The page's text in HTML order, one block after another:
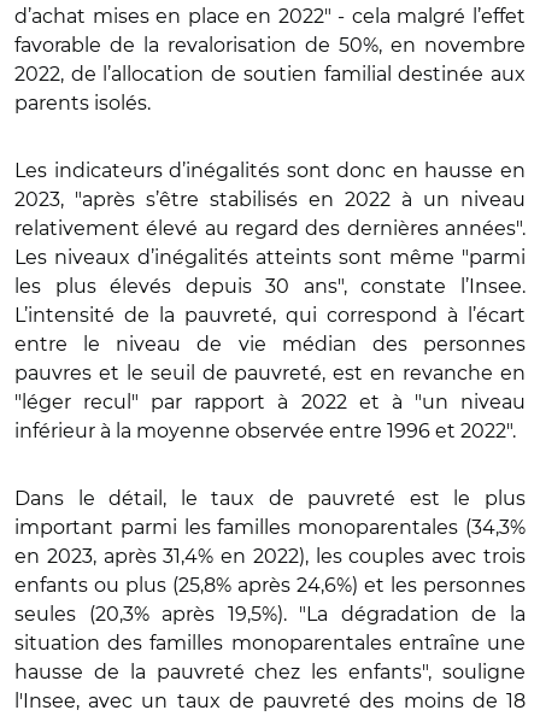
d’achat mises en place en 2022" - cela malgré l’effet
favorable de la revalorisation de 50%, en novembre
2022, de l’allocation de soutien familial destinée aux
parents isolés.
Les indicateurs d’inégalités sont donc en hausse en
2023, "après s’être stabilisés en 2022 à un niveau
relativement élevé au regard des dernières années".
Les niveaux d’inégalités atteints sont même "parmi
les plus élevés depuis 30 ans", constate l’Insee.
L’intensité de la pauvreté, qui correspond à l’écart
entre le niveau de vie médian des personnes
pauvres et le seuil de pauvreté, est en revanche en
"léger recul" par rapport à 2022 et à "un niveau
inférieur à la moyenne observée entre 1996 et 2022".
Dans le détail, le taux de pauvreté est le plus
important parmi les familles monoparentales (34,3%
en 2023, après 31,4% en 2022), les couples avec trois
enfants ou plus (25,8% après 24,6%) et les personnes
seules (20,3% après 19,5%). "La dégradation de la
situation des familles monoparentales entraîne une
hausse de la pauvreté chez les enfants", souligne
l'Insee, avec un taux de pauvreté des moins de 18